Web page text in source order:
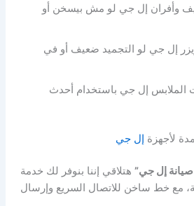
وأفران إل جي لو مش بيسخن أو
إل جي لو التجميد ضعيف أو في
الملابس إل جي باستخدام أحدث
لأجهزة إل جي
إل جي” هتلاقي إننا بنوفر لك خدمة
متاحة 24 ساعة، مع خط ساخن للاتصال السريع وإرسال